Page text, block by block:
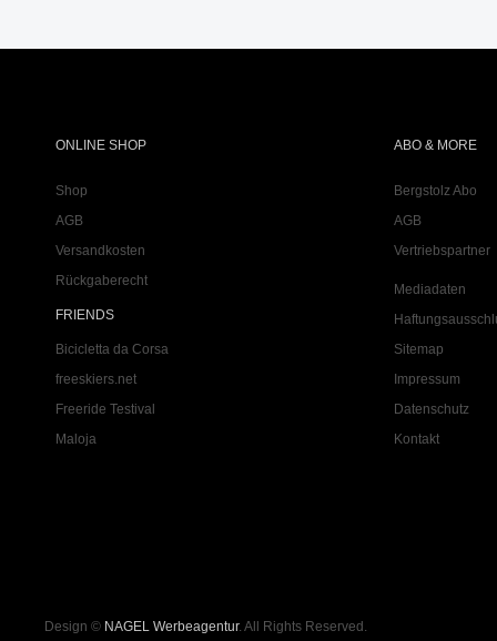
ONLINE SHOP
Shop
AGB
Versandkosten
Rückgaberecht
FRIENDS
Bicicletta da Corsa
freeskiers.net
Freeride Testival
Maloja
ABO & MORE
Bergstolz Abo
AGB
Vertriebspartner
Mediadaten
Sitemap
Impressum
Datenschutz
Kontakt
Design © NAGEL Werbeagentur. All Rights Reserved.